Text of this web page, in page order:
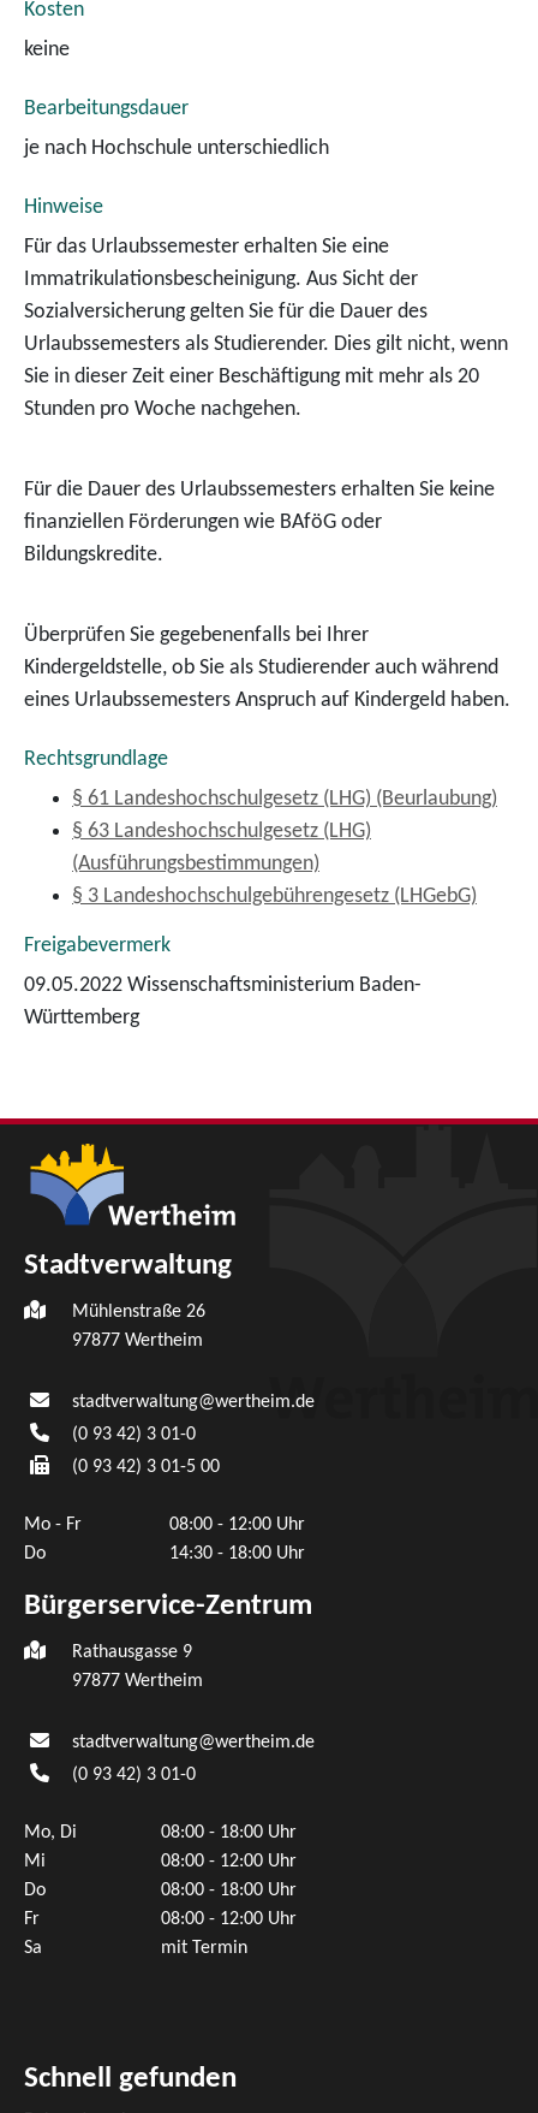
Kosten
keine
Bearbeitungsdauer
je nach Hochschule unterschiedlich
Hinweise
Für das Urlaubssemester erhalten Sie eine
Immatrikulationsbescheinigung. Aus Sicht der
Sozialversicherung gelten Sie für die Dauer des
Urlaubssemesters als Studierender. Dies gilt nicht, wenn
Sie in dieser Zeit einer Beschäftigung mit mehr als 20
Stunden pro Woche nachgehen.
Für die Dauer des Urlaubssemesters erhalten Sie keine
finanziellen Förderungen wie BAföG oder
Bildungskredite.
Überprüfen Sie gegebenenfalls bei Ihrer
Kindergeldstelle, ob Sie als Studierender auch während
eines Urlaubssemesters Anspruch auf Kindergeld haben.
Rechtsgrundlage
§ 61 Landeshochschulgesetz (LHG) (Beurlaubung)
§ 63 Landeshochschulgesetz (LHG)
(Ausführungsbestimmungen)
§ 3 Landeshochschulgebührengesetz (LHGebG)
Freigabevermerk
09.05.2022 Wissenschaftsministerium Baden-
Württemberg
Stadtverwaltung
Mühlenstraße 26
97877 Wertheim
stadtverwaltung@wertheim.de
(0 93 42) 3 01-0
(0 93 42) 3 01-5 00
Mo - Fr
08:00 - 12:00 Uhr
Do
14:30 - 18:00 Uhr
Bürgerservice-Zentrum
Rathausgasse 9
97877 Wertheim
stadtverwaltung@wertheim.de
(0 93 42) 3 01-0
Mo, Di
08:00 - 18:00 Uhr
Mi
08:00 - 12:00 Uhr
Do
08:00 - 18:00 Uhr
Fr
08:00 - 12:00 Uhr
Sa
mit Termin
Schnell gefunden